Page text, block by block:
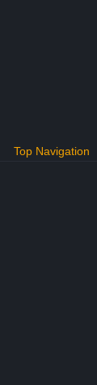
Top Navigation